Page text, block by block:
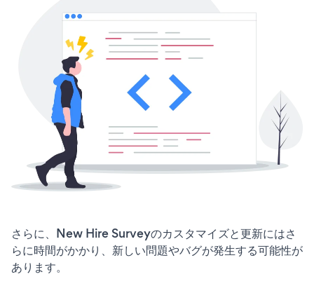
さらに、New Hire Surveyのカスタマイズと更新にはさ
らに時間がかかり、新しい問題やバグが発生する可能性が
あります。